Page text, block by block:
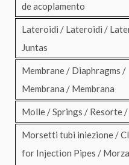
de acoplamento
Lateroidi / Lateroidi /
Juntas
Membrane / Diaphragms /
Membrana / Membrana
Molle / Springs / Resorte
Morsetti tubi iniezione /
for Injection Pipes /